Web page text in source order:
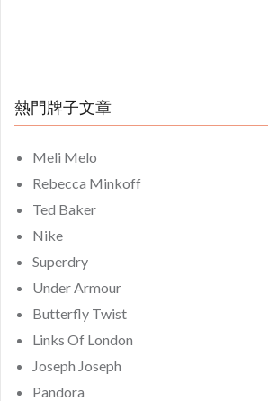
熱門牌子文章
Meli Melo
Rebecca Minkoff
Ted Baker
Nike
Superdry
Under Armour
Butterfly Twist
Links Of London
Joseph Joseph
Pandora